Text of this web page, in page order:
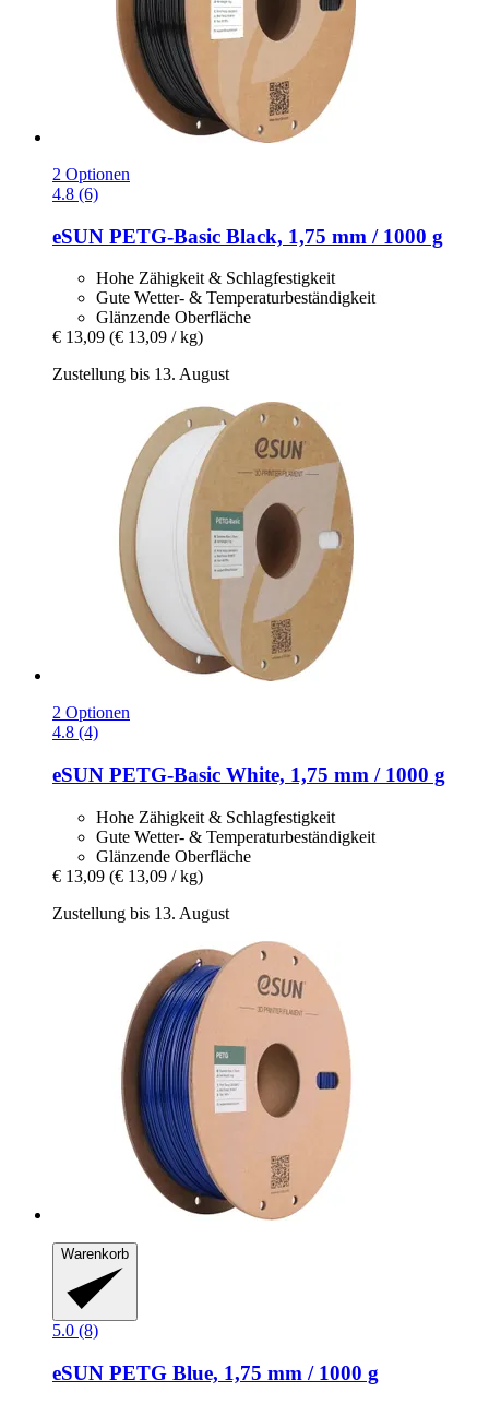
2 Optionen
4.8 (6)
eSUN PETG-​Basic Black, 1,75 mm / 1000 g
Hohe Zähigkeit & Schlagfestigkeit
Gute Wetter- & Temperaturbeständigkeit
Glänzende Oberfläche
€ 13,09 (€ 13,09 / kg)
Zustellung bis 13. August
2 Optionen
4.8 (4)
eSUN PETG-​Basic White, 1,75 mm / 1000 g
Hohe Zähigkeit & Schlagfestigkeit
Gute Wetter- & Temperaturbeständigkeit
Glänzende Oberfläche
€ 13,09 (€ 13,09 / kg)
Zustellung bis 13. August
Warenkorb
5.0 (8)
eSUN PETG Blue, 1,75 mm / 1000 g